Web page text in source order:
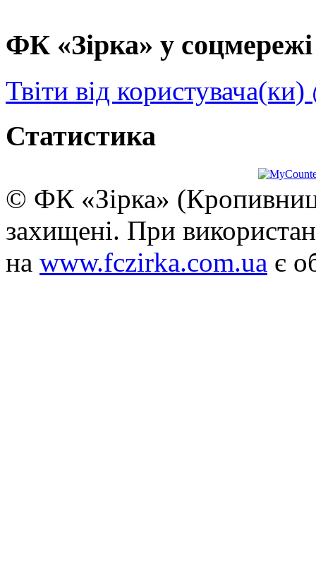
ФК «Зірка» у
Твіти від
Статистика
© ФК «Зірка»
захищені. При
на www.fczirka.com.ua є